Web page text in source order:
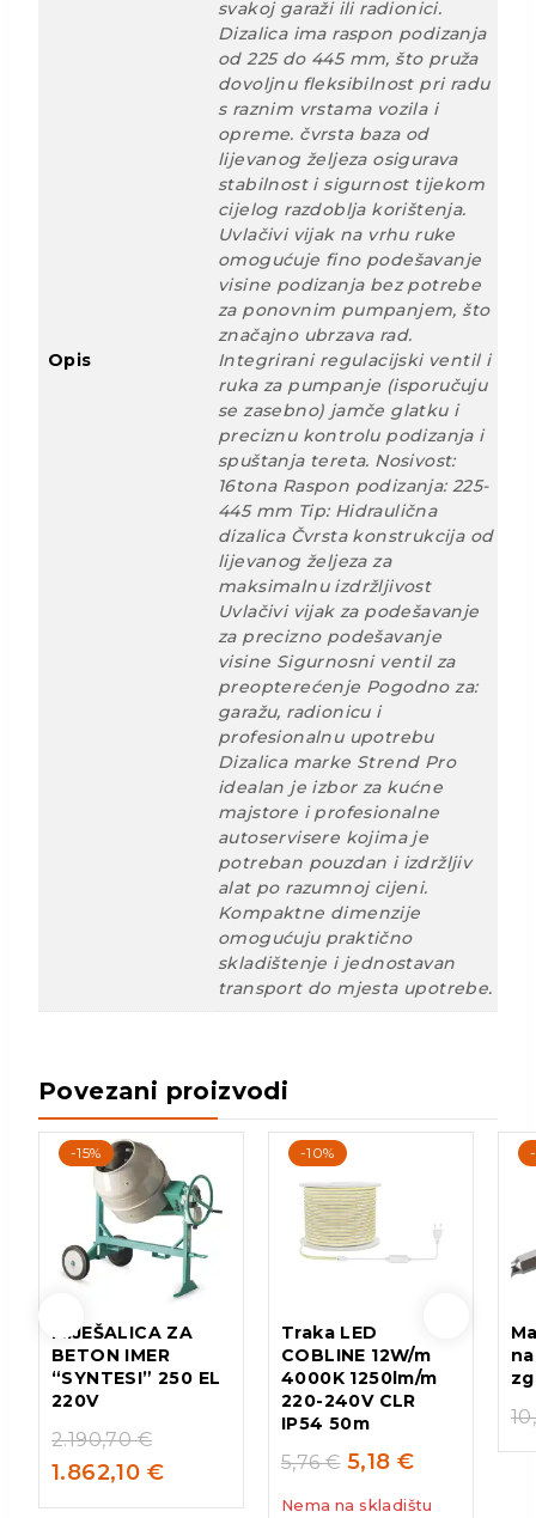
Opis
svakoj garaži ili radionici.
Dizalica ima raspon podizanja
od 225 do 445 mm, što pruža
dovoljnu fleksibilnost pri radu
s raznim vrstama vozila i
opreme. čvrsta baza od
lijevanog željeza osigurava
stabilnost i sigurnost tijekom
cijelog razdoblja korištenja.
Uvlačivi vijak na vrhu ruke
omogućuje fino podešavanje
visine podizanja bez potrebe
za ponovnim pumpanjem, što
značajno ubrzava rad.
Integrirani regulacijski ventil i
ruka za pumpanje (isporučuju
se zasebno) jamče glatku i
preciznu kontrolu podizanja i
spuštanja tereta. Nosivost:
16tona Raspon podizanja: 225-
445 mm Tip: Hidraulična
dizalica Čvrsta konstrukcija od
lijevanog željeza za
maksimalnu izdržljivost
Uvlačivi vijak za podešavanje
za precizno podešavanje
visine Sigurnosni ventil za
preopterećenje Pogodno za:
garažu, radionicu i
profesionalnu upotrebu
Dizalica marke Strend Pro
idealan je izbor za kućne
majstore i profesionalne
autoservisere kojima je
potreban pouzdan i izdržljiv
alat po razumnoj cijeni.
Kompaktne dimenzije
omogućuju praktično
skladištenje i jednostavan
transport do mjesta upotrebe.
Povezani proizvodi
-15%
MIJEŠALICA ZA
BETON IMER
“SYNTESI” 250 EL
220V
2.190,70€
1.862,10 €
-10%
Traka LED
COBLINE 12W/m
4000K 1250lm/m
220-240V CLR
IP54 50m
5,76€ 5,18 €
Nema na skladištu